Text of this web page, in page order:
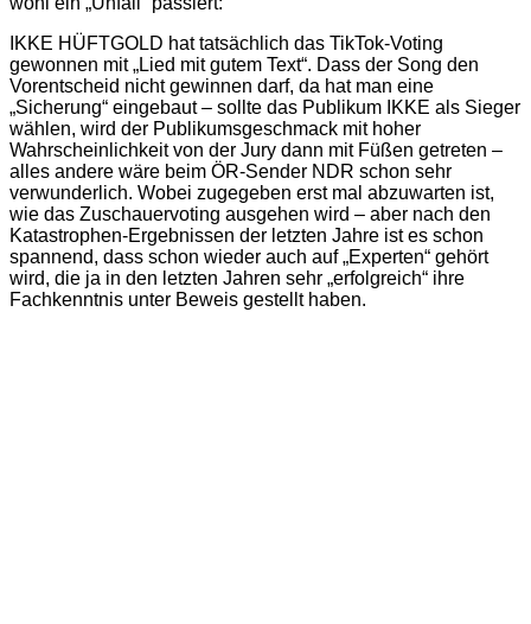
IKKE HÜFTGOLD hat tatsächlich das TikTok-Voting
gewonnen mit „Lied mit gutem Text“. Dass der Song den
Vorentscheid nicht gewinnen darf, da hat man eine
„Sicherung“ eingebaut – sollte das Publikum IKKE als Sieger
wählen, wird der Publikumsgeschmack mit hoher
Wahrscheinlichkeit von der Jury dann mit Füßen getreten –
alles andere wäre beim ÖR-Sender NDR schon sehr
verwunderlich. Wobei zugegeben erst mal abzuwarten ist,
wie das Zuschauervoting ausgehen wird – aber nach den
Katastrophen-Ergebnissen der letzten Jahre ist es schon
spannend, dass schon wieder auch auf „Experten“ gehört
wird, die ja in den letzten Jahren sehr „erfolgreich“ ihre
Fachkenntnis unter Beweis gestellt haben.